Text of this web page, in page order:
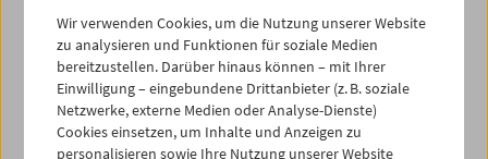
Die Zeitschrift Frauen und Film wurde 1974 gegründet, als
mit der neuen Frauenbewegung ein verändertes
Verhältnis zu Filmpraxis, -kritik, und -politik einherging
und sich somit der Blick auf die Massenmedien schärfte.
"der sexismus zeigt sich am augenfälligsten und
beweisbarsten am ergebnis: der abwesenheit der frauen
aus dem beruf", schrieb Helke Sander, Gründerin der
Wir verwenden Cookies, um die Nutzung unserer Website
zu analysieren und Funktionen für soziale Medien
bereitzustellen. Darüber hinaus können – mit Ihrer
Einwilligung – eingebundene Drittanbieter (z. B. soziale
Netzwerke, externe Medien oder Analyse-Dienste)
Cookies einsetzen, um Inhalte und Anzeigen zu
personalisieren sowie Ihre Nutzung unserer Website